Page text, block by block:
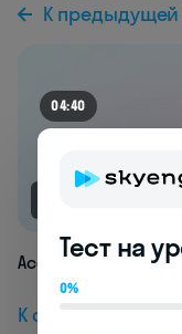
К предыдущей
Accommodation
К следующей
04:36
Тест на
0%